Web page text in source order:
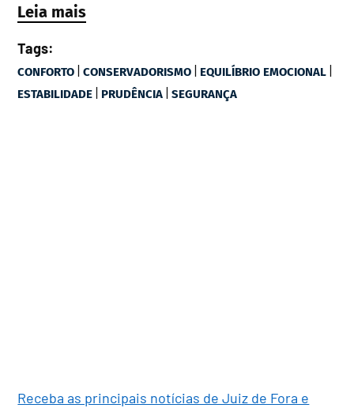
Leia mais
Tags:
CONFORTO |CONSERVADORISMO | EQUILÍBRIO EMOCIONAL |
ESTABILIDADE | PRUDÊNCIA |SEGURANÇA
Receba as principais notícias de Juiz de Fora e